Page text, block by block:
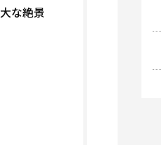
な絶景